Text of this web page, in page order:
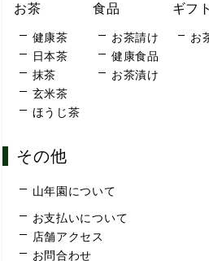
お茶
健康茶
日本茶
抹茶
玄米茶
ほうじ茶
食品
お茶請け
健康食品
お茶漬け
ギフト
お
その他
山年園について
お支払いについて
店舗アクセス
お問合わせ